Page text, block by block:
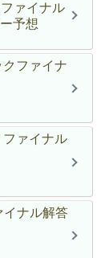
ァイナル
予想
ファイナ
ァイナル
イナル解答